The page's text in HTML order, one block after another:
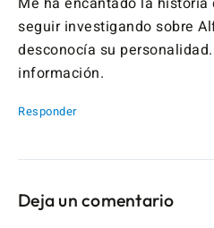
seguir investigando sobre
desconocía su
información.
Responder
Deja un comentario